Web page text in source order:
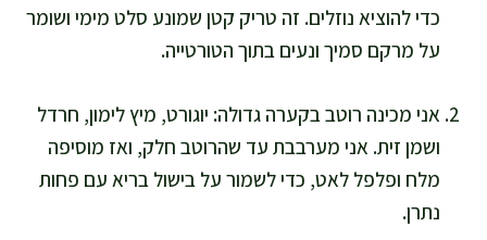
כדי להוציא נוזלים. זה טריק קטן שמונע סלט מימי ושומר
על מרקם סמיך ונעים בתוך הטורטייה.
אני מכינה רוטב בקערה גדולה: יוגורט, מיץ לימון, חרדל
ושמן זית. אני מערבבת עד שהרוטב חלק, ואז מוסיפה
מלח ופלפל לאט, כדי לשמור על בישול בריא עם פחות
נתרן.